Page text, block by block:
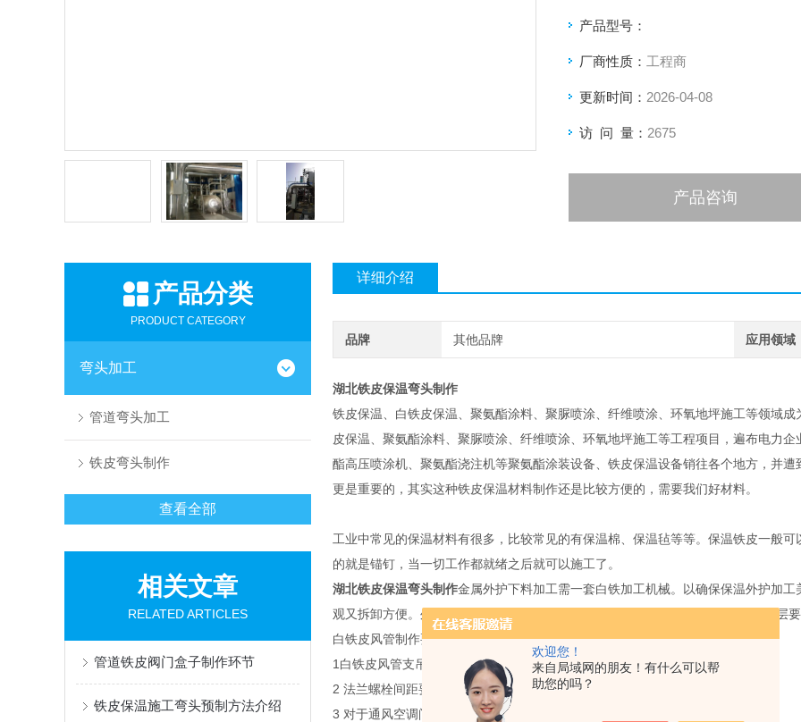
欢迎您！
来自局域网的朋友！有什么可以帮
助您的吗？
产品型号：
厂商性质： 工程商
更新时间： 2026-04-08
访 问 量： 2675
产品咨询
产品分类
PRODUCT CATEGORY
弯头加工
管道弯头加工
铁皮弯头制作
查看全部
相关文章
RELATED ARTICLES
管道铁皮阀门盒子制作环节
铁皮保温施工弯头预制方法介绍
详细介绍
品牌 其他品牌 应用领域
湖北铁皮保温弯头制作
铁皮保温、白铁皮保温、聚氨酯涂料、聚脲喷涂、纤维喷涂、环氧地坪施工等领域
皮保温、聚氨酯涂料、聚脲喷涂、纤维喷涂、环氧地坪施工等工程项目，遍布电力
酯高压喷涂机、聚氨酯浇注机等聚氨酯涂装设备、铁皮保温设备销往各个地方，并
更是重要的，其实这种铁皮保温材料制作还是比较方便的，需要我们好材料。
工业中常见的保温材料有很多，比较常见的有保温棉、保温毡等等。保温铁皮一般
的就是锚钉，当一切工作都就绪之后就可以施工了。
湖北铁皮保温弯头制作金属外护下料加工需一套白铁加工机械。以确保保温外护加
观又拆卸方便。外护固定采用抽芯铝铆钉，间距200mm左右。安装好的金属外护层
白铁皮风管制作要求：
1白铁皮风管支吊架及法兰、加固框必须除锈*，直到除去 表面氧化层为止。
2 法兰螺栓间距要求：
3 对于通风空调间距应小于或等于120MM。